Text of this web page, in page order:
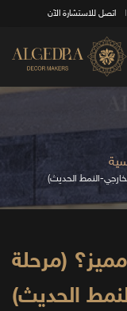
اتصل للاستشارة الآن
النمط الحديث)
(مرحلة
الحديث)